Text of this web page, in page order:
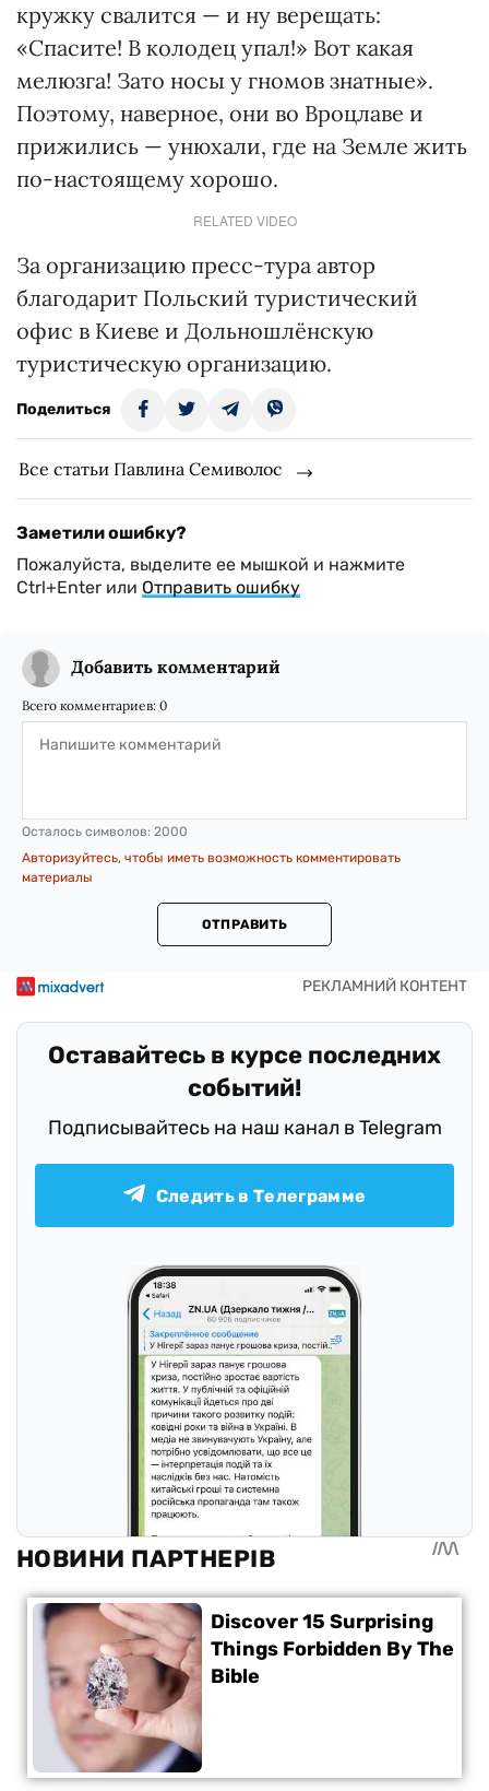
кружку свалится — и ну верещать:
«Спасите! В колодец упал!» Вот какая
мелюзга! Зато носы у гномов знатные».
Поэтому, наверное, они во Вроцлаве и
прижились — унюхали, где на Земле жить
по-настоящему хорошо.
RELATED VIDEO
За организацию пресс-тура автор
благодарит Польский туристический
офис в Киеве и Дольношлёнскую
туристическую организацию.
Поделиться
Все статьи Павлина Семиволос
Заметили ошибку?
Пожалуйста, выделите ее мышкой и нажмите
Ctrl+Enter или Отправить ошибку
Добавить комментарий
Всего комментариев: 0
Осталось символов: 2000
Авторизуйтесь, чтобы иметь возможность комментировать
материалы
ОТПРАВИТЬ
Оставайтесь в курсе последних
событий!
Подписывайтесь на наш канал в Telegram
Следить в Телеграмме